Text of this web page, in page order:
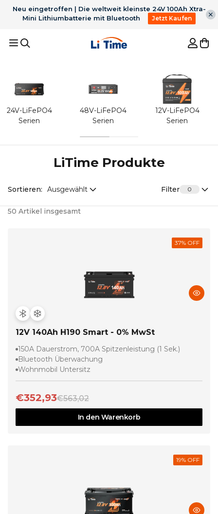
Neu eingetroffen | Die weltweit kleinste 24V 100Ah Xtra-
Mini Lithiumbatterie mit Bluetooth
Jetzt Kaufen
Empfohlene Ergebnisse
36V 50Ah Bluetooth
LiFePO4 für 100lb
TrollingMotor
12V 100Ah H190 mit
200A
Dauerentladung
Für Trolling Motor
Batterie ladegerät
Low-
€599,99
24V-LiFePO4
Serien
48V-LiFePO4
Serien
12V-LiFePO4
Serien
LiTime Produkte
50 Artikel insgesamt
Sortieren: Ausgewählt Filter 0
37% OFF
12V 140Ah H190 Smart - 0% MwSt
150A Dauerstrom, 700A Spitzenleistung (1 Sek.)
Bluetooth Überwachung
Wohnmobil Untersitz
€352,93€563,02
In den Warenkorb
19% OFF